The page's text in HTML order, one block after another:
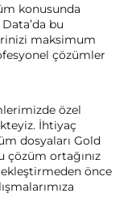
konusunda
bu
maksimum
çözümler
özel
İhtiyaç
dosyaları Gold
çözüm ortağınız
önce